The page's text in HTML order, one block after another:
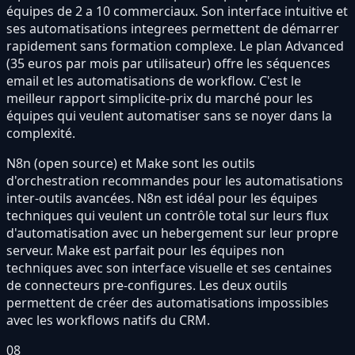
équipes de 2 a 10 commerciaux. Son interface intuitive et
ses automatisations integrees permettent de démarrer
rapidement sans formation complexe. Le plan Advanced
(35 euros par mois par utilisateur) offre les séquences
email et les automatisations de workflow. C'est le
meilleur rapport simplicite-prix du marché pour les
équipes qui veulent automatiser sans se noyer dans la
complexité.
N8n (open source) et Make sont les outils
d'orchestration recommandes pour les automatisations
inter-outils avancées. N8n est idéal pour les équipes
techniques qui veulent un contrôle total sur leurs flux
d'automatisation avec un hebergement sur leur propre
serveur. Make est parfait pour les équipes non
techniques avec son interface visuelle et ses centaines
de connecteurs pre-configures. Les deux outils
permettent de créer des automatisations impossibles
avec les workflows natifs du CRM.
08